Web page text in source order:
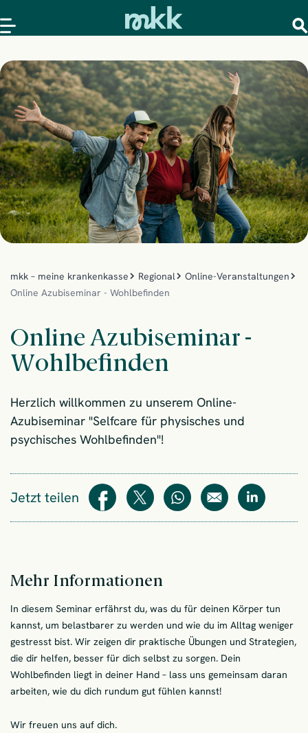
mkk – meine krankenkasse Regional
Online-Veranstaltungen
Online Azubiseminar - Wohlbefinden
Online Azubiseminar -
Wohlbefinden
Herzlich willkommen zu unserem Online-
Azubiseminar "Selfcare für physisches und
psychisches Wohlbefinden"!
Jetzt teilen Teilen Teilen WhatsAppE-Mail Teilen
Mehr Informationen
In diesem Seminar erfährst du, was du für deinen Körper tun
kannst, um belastbarer zu werden und wie du im Alltag weniger
gestresst bist. Wir zeigen dir praktische Übungen und Strategien,
die dir helfen, besser für dich selbst zu sorgen. Dein
Wohlbefinden liegt in deiner Hand – lass uns gemeinsam daran
arbeiten, wie du dich rundum gut fühlen kannst!
Wir freuen uns auf dich.